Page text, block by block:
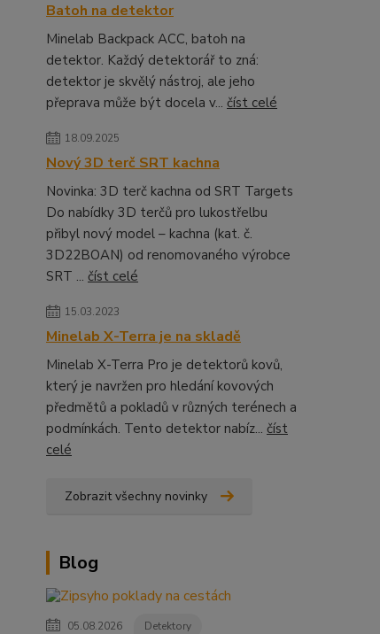
Batoh na detektor
Minelab Backpack ACC, batoh na
detektor. Každý detektorář to zná:
detektor je skvělý nástroj, ale jeho
přeprava může být docela v... číst celé
18.09.2025
Nový 3D terč SRT kachna
Novinka: 3D terč kachna od SRT Targets
Do nabídky 3D terčů pro lukostřelbu
přibyl nový model – kachna (kat. č.
3D22BOAN) od renomovaného výrobce
SRT ... číst celé
15.03.2023
Minelab X-Terra je na skladě
Minelab X-Terra Pro je detektorů kovů,
který je navržen pro hledání kovových
předmětů a pokladů v různých terénech a
podmínkách. Tento detektor nabíz... číst
celé
Zobrazit všechny novinky
Blog
05.08.2026 Detektory